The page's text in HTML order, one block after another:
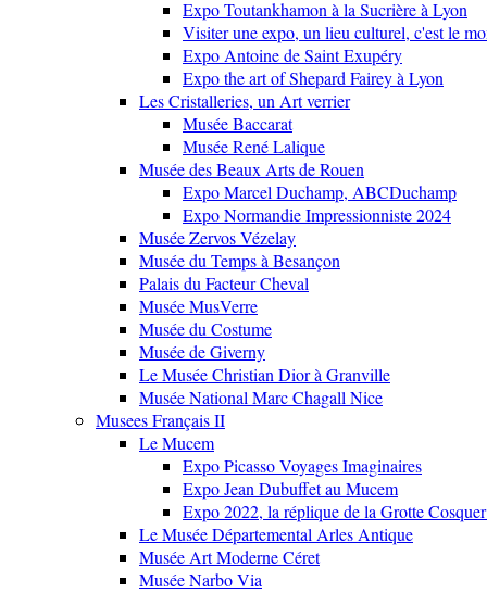
Expo Toutankhamon à la Sucrière à Lyon
Visiter une expo, un lieu culturel, c'est le
Expo Antoine de Saint Exupéry
Expo the art of Shepard Fairey à Lyon
Les Cristalleries, un Art verrier
Musée Baccarat
Musée René Lalique
Musée des Beaux Arts de Rouen
Expo Marcel Duchamp, ABCDuchamp
Expo Normandie Impressionniste 2024
Musée Zervos Vézelay
Musée du Temps à Besançon
Palais du Facteur Cheval
Musée MusVerre
Musée du Costume
Musée de Giverny
Le Musée Christian Dior à Granville
Musée National Marc Chagall Nice
Musees Français II
Le Mucem
Expo Picasso Voyages Imaginaires
Expo Jean Dubuffet au Mucem
Expo 2022, la réplique de la Grotte
Le Musée Départemental Arles Antique
Musée Art Moderne Céret
Musée Narbo Via